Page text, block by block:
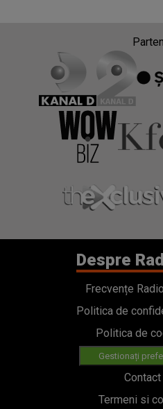
Despre
Frecvențe
Politica de
Politica de
Gestionați
Contact
Termeni si